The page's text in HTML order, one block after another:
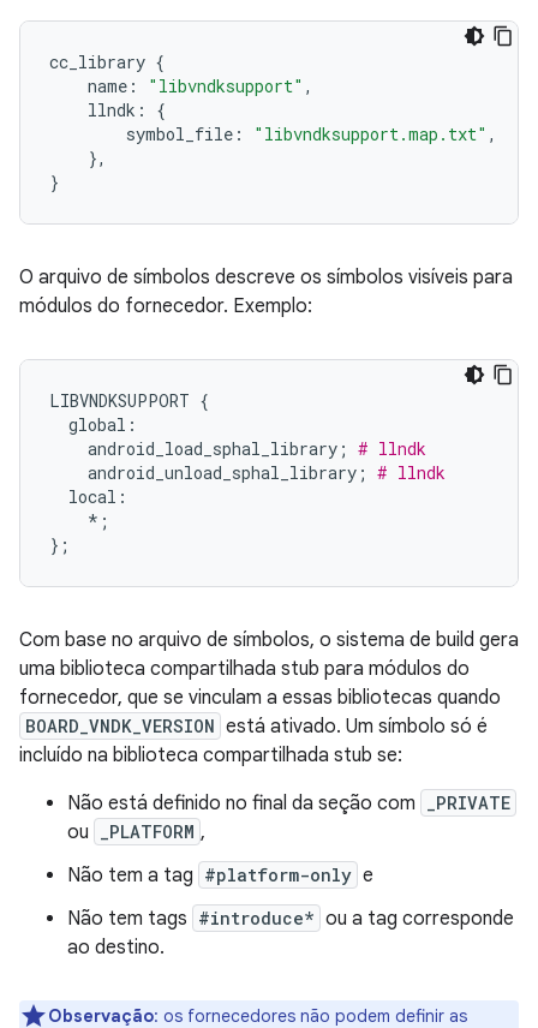
cc_library {
name : "libvndksupport" ,
llndk :
{
symbol_file : "libvndksupport.map.txt" ,
},
}
O arquivo de símbolos descreve os símbolos visíveis para
módulos do fornecedor. Exemplo:
LIBVNDKSUPPORT {
global :
android_load_sphal_library ; # llndk
android_unload_sphal_library ; # llndk
local :
* ;
};
Com base no arquivo de símbolos, o sistema de build gera
uma biblioteca compartilhada stub para módulos do
fornecedor, que se vinculam a essas bibliotecas quando
BOARD_VNDK_VERSION está ativado. Um símbolo só é
incluído na biblioteca compartilhada stub se:
Não está definido no final da seção com
_PRIVATE
ou _PLATFORM ,
Não tem a tag #platform-only e
Não tem tags #introduce* ou a tag corresponde
ao destino.
Observação: os fornecedores não podem definir as